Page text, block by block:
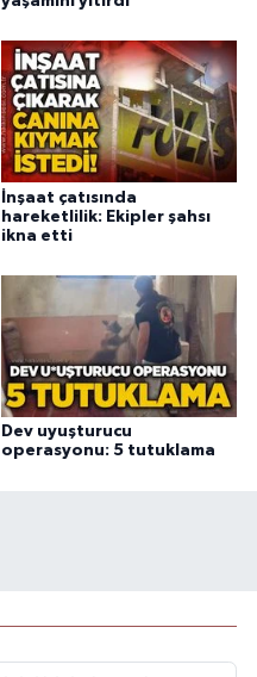
İnşaat çatısında
hareketlilik: Ekipler şahsı
ikna etti
Dev uyuşturucu
operasyonu: 5 tutuklama